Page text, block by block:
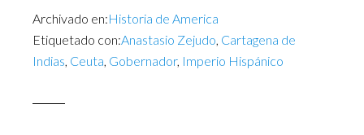
Archivado en:Historia de America
Etiquetado con:Anastasio Zejudo, Cartagena de
Indias, Ceuta, Gobernador, Imperio Hispánico